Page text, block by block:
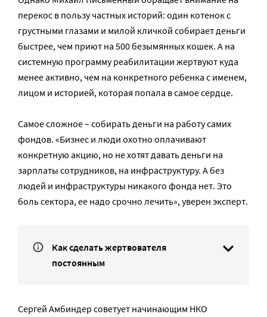
перекос в пользу частных историй: один котенок с
грустными глазами и милой кличкой собирает деньги
быстрее, чем приют на 500 безымянных кошек. А на
системную программу реабилитации жертвуют куда
менее активно, чем на конкретного ребенка с именем,
лицом и историей, которая попала в самое сердце.
Самое сложное – собирать деньги на работу самих
фондов. «Бизнес и люди охотно оплачивают
конкретную акцию, но не хотят давать деньги на
зарплаты сотрудников, на инфраструктуру. А без
людей и инфраструктуры никакого фонда нет. Это
боль сектора, ее надо срочно лечить», уверен эксперт.
Как сделать жертвователя
постоянным
Сергей Амбиндер советует начинающим НКО